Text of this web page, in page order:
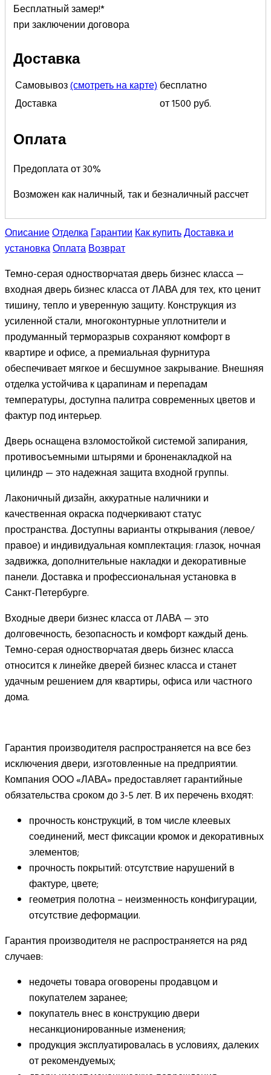
Бесплатный замер!*
при заключении договора
Доставка
Самовывоз(смотреть на карте)бесплатно
Доставка
от 1500 руб.
Оплата
Предоплата от 30%
Возможен как наличный, так и безналичный рассчет
ОписаниеОтделкаГарантииКак купитьДоставка и
установкаОплатаВозврат
Темно-серая одностворчатая дверь бизнес класса —
входная дверь бизнес класса от ЛАВА для тех, кто ценит
тишину, тепло и уверенную защиту. Конструкция из
усиленной стали, многоконтурные уплотнители и
продуманный терморазрыв сохраняют комфорт в
квартире и офисе, а премиальная фурнитура
обеспечивает мягкое и бесшумное закрывание. Внешняя
отделка устойчива к царапинам и перепадам
температуры, доступна палитра современных цветов и
фактур под интерьер.
Дверь оснащена взломостойкой системой запирания,
противосъемными штырями и броненакладкой на
цилиндр — это надежная защита входной группы.
Лаконичный дизайн, аккуратные наличники и
качественная окраска подчеркивают статус
пространства. Доступны варианты открывания (левое/
правое) и индивидуальная комплектация: глазок, ночная
задвижка, дополнительные накладки и декоративные
панели. Доставка и профессиональная установка в
Санкт-Петербурге.
Входные двери бизнес класса от ЛАВА — это
долговечность, безопасность и комфорт каждый день.
Темно-серая одностворчатая дверь бизнес класса
относится к линейке дверей бизнес класса и станет
удачным решением для квартиры, офиса или частного
дома.
Гарантия производителя распространяется на все без
исключения двери, изготовленные на предприятии.
Компания ООО «ЛАВА» предоставляет гарантийные
обязательства сроком до 3-5 лет. В их перечень входят:
прочность конструкций, в том числе клеевых
соединений, мест фиксации кромок и декоративных
элементов;
прочность покрытий: отсутствие нарушений в
фактуре, цвете;
геометрия полотна – неизменность конфигурации,
отсутствие деформации.
Гарантия производителя не распространяется на ряд
случаев:
недочеты товара оговорены продавцом и
покупателем заранее;
покупатель внес в конструкцию двери
несанкционированные изменения;
продукция эксплуатировалась в условиях, далеких
от рекомендуемых;